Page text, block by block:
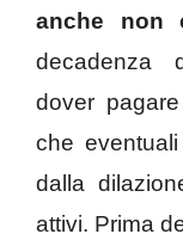
anche non
decadenza
dover
che
dalla
attivi. Prima